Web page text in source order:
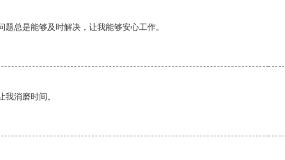
总是能够及时解决，让我能够安心工作。
消磨时间。